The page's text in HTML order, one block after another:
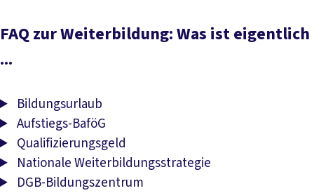
FAQ zur Weiterbildung: Was ist eigentlich
...
Bildungsurlaub
Aufstiegs-BaföG
Qualifizierungsgeld
Nationale Weiterbildungsstrategie
DGB-Bildungszentrum